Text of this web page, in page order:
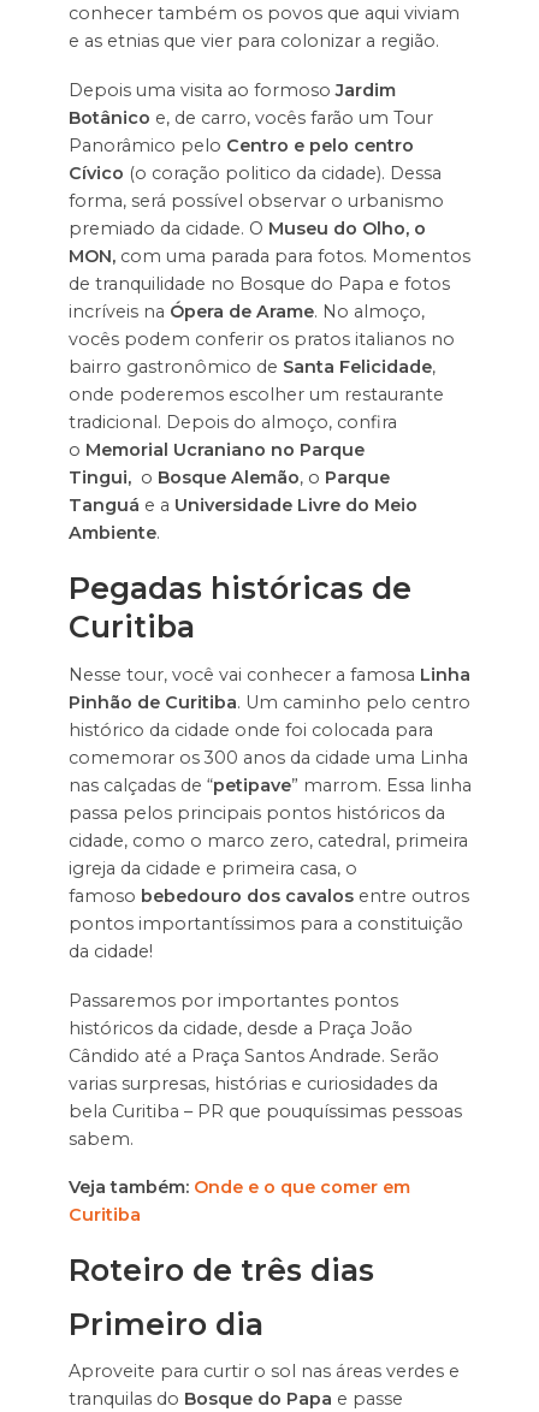
conhecer também os povos que aqui viviam
e as etnias que vier para colonizar a região.
Depois uma visita ao formosoJardim
Botânico e, de carro, vocês farão um Tour
Panorâmico pelo Centro e pelo centro
Cívico (o coração politico da cidade). Dessa
forma, será possível observar o urbanismo
premiado da cidade. O Museu do Olho, o
MON,com uma parada para fotos. Momentos
de tranquilidade no Bosque do Papa e fotos
incríveis na Ópera de Arame. No almoço,
vocês podem conferir os pratos italianos no
bairro gastronômico de Santa Felicidade,
onde poderemos escolher um restaurante
tradicional. Depois do almoço, confira
o Memorial Ucraniano no Parque
Tingui, o Bosque Alemão, o Parque
Tanguá e a Universidade Livre do Meio
Ambiente.
Pegadas históricas de
Curitiba
Nesse tour, você vai conhecer a famosa Linha
Pinhão de Curitiba. Um caminho pelo centro
histórico da cidade onde foi colocada para
comemorar os 300 anos da cidade uma Linha
nas calçadas de “petipave” marrom. Essa linha
passa pelos principais pontos históricos da
cidade, como o marco zero, catedral, primeira
igreja da cidade e primeira casa, o
famoso bebedouro dos cavalosentre outros
pontos importantíssimos para a constituição
da cidade!
Passaremos por importantes pontos
históricos da cidade, desde a Praça João
Cândido até a Praça Santos Andrade. Serão
varias surpresas, histórias e curiosidades da
bela Curitiba – PR que pouquíssimas pessoas
sabem.
Veja também: Onde e o que comer em
Curitiba
Roteiro de três dias
Primeiro dia
Aproveite para curtir o sol nas áreas verdes e
tranquilas do Bosque do Papa e passe